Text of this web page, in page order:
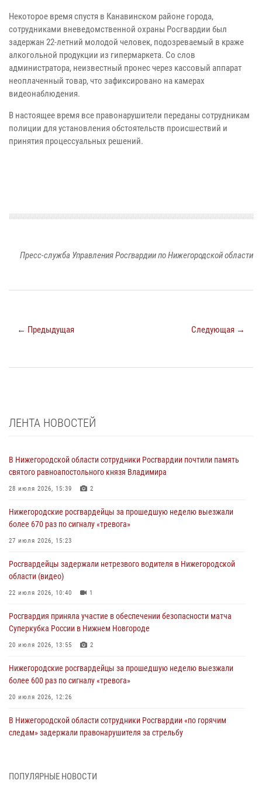
Некоторое время спустя в Канавинском районе города,
сотрудниками вневедомственной охраны Росгвардии был
задержан 22-летний молодой человек, подозреваемый в краже
алкогольной продукции из гипермаркета. Со слов
администратора, неизвестный пронес через кассовый аппарат
неоплаченный товар, что зафиксировано на камерах
видеонаблюдения.
В настоящее время все правонарушители переданы сотрудникам
полиции для установления обстоятельств происшествий и
принятия процессуальных решений.
Пресс-служба Управления Росгвардии по Нижегородской области
← Предыдущая Следующая →
ЛЕНТА НОВОСТЕЙ
В Нижегородской области сотрудники Росгвардии почтили память
святого равноапостольного князя Владимира
28 июля 2026, 15:39 2
Нижегородские росгвардейцы за прошедшую неделю выезжали
более 670 раз по сигналу «тревога»
27 июля 2026, 15:23
Росгвардейцы задержали нетрезвого водителя в Нижегородской
области (видео)
22 июля 2026, 10:40 1
Росгвардия приняла участие в обеспечении безопасности матча
Суперкубка России в Нижнем Новгороде
20 июля 2026, 13:55 2
Нижегородские росгвардейцы за прошедшую неделю выезжали
более 600 раз по сигналу «тревога»
20 июля 2026, 12:26
В Нижегородской области сотрудники Росгвардии «по горячим
следам» задержали правонарушителя за стрельбу
В Нижегородской области продолжаются мероприятия в рамках
ПОПУЛЯРНЫЕ НОВОСТИ